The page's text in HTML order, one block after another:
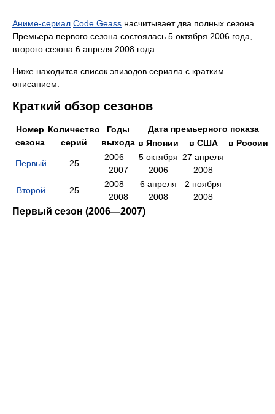
Аниме-сериал Code Geass насчитывает два полных сезона.
Премьера первого сезона состоялась 5 октября 2006 года,
второго сезона 6 апреля 2008 года.
Ниже находится список эпизодов сериала с кратким
описанием.
Краткий обзор сезонов
Номер
сезона
Количество
серий
Годы
выхода
Дата премьерного показа
в Японии
в США в России
Первый 25
2006—
2007
5 октября
2006
27 апреля
2008
Второй 25
2008—
2008
6 апреля
2008
2 ноября
2008
Первый сезон (2006—2007)